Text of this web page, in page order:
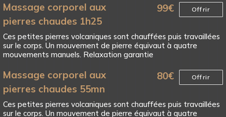
Massage corporel aux
pierres chaudes 1h25
99€ Offrir
Ces petites pierres volcaniques sont chauffées puis travaillées
sur le corps. Un mouvement de pierre équivaut à quatre
mouvements manuels. Relaxation garantie
Massage corporel aux
pierres chaudes 55mn
80€ Offrir
Ces petites pierres volcaniques sont chauffées puis travaillées
sur le corps. Un mouvement de pierre équivaut à quatre